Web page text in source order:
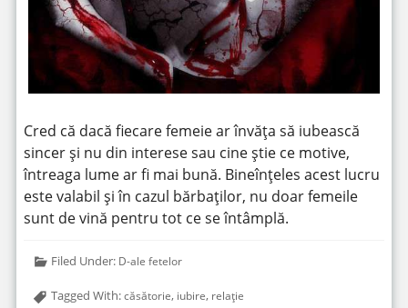
Cred că dacă fiecare femeie ar învăța să iubească
sincer și nu din interese sau cine știe ce motive,
întreaga lume ar fi mai bună. Bineînțeles acest lucru
este valabil și în cazul bărbaților, nu doar femeile
sunt de vină pentru tot ce se întâmplă.
Filed Under: D-ale fetelor
Tagged With:căsătorie, iubire, relație